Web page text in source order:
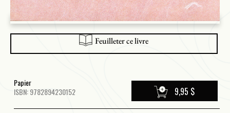
Feuilleter ce livre
Papier
ISBN: 9782894230152
9,95 $